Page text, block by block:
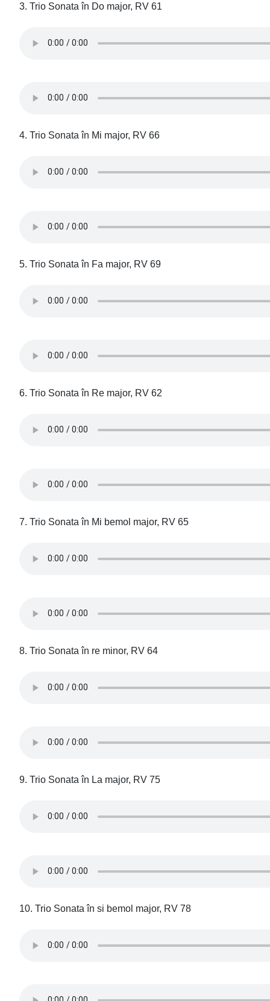
3. Trio Sonata în Do major, RV 61
4. Trio Sonata în Mi major, RV 66
5. Trio Sonata în Fa major, RV 69
6. Trio Sonata în Re major, RV 62
7. Trio Sonata în Mi bemol major, RV 65
8. Trio Sonata în re minor, RV 64
9. Trio Sonata în La major, RV 75
10. Trio Sonata în si bemol major, RV 78